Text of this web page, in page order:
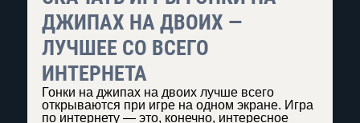
ДЖИПАХ НА ДВОИХ —
ЛУЧШЕЕ СО ВСЕГО
ИНТЕРНЕТА
Гонки на джипах на двоих лучше всего
открываются при игре на одном экране. Игра
по интернету — это, конечно, интересное